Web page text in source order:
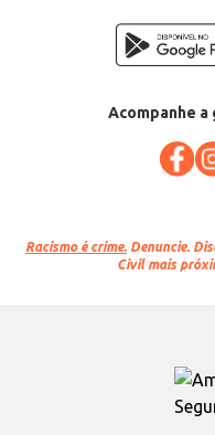
Acompanhe a
Racismo é crime. Denuncie.
Civil mais